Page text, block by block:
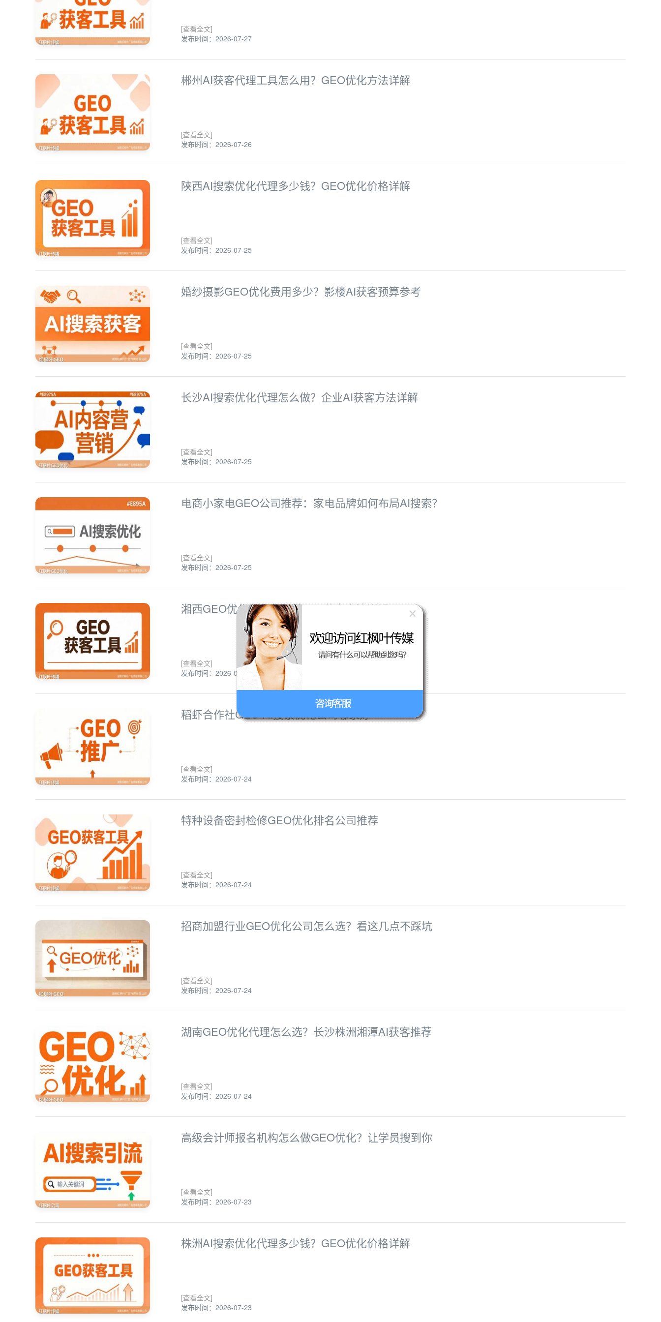
[查看全文]
发布时间：2026-07-27
郴州AI获客代理工具怎么用？GEO优化方法详解
[查看全文]
发布时间：2026-07-26
陕西AI搜索优化代理多少钱？GEO优化价格详解
[查看全文]
发布时间：2026-07-25
婚纱摄影GEO优化费用多少？影楼AI获客预算参考
[查看全文]
发布时间：2026-07-25
长沙AI搜索优化代理怎么做？企业AI获客方法详解
[查看全文]
发布时间：2026-07-25
电商小家电GEO公司推荐：家电品牌如何布局AI搜索？
[查看全文]
发布时间：2026-07-25
湘西GEO优化代理怎么做？AI获客方法详解
[查看全文]
发布时间：2026-07-25
稻虾合作社GEO-AI搜索优化公司哪家好
[查看全文]
发布时间：2026-07-24
特种设备密封检修GEO优化排名公司推荐
[查看全文]
发布时间：2026-07-24
招商加盟行业GEO优化公司怎么选？看这几点不踩坑
[查看全文]
发布时间：2026-07-24
湖南GEO优化代理怎么选？长沙株洲湘潭AI获客推荐
[查看全文]
发布时间：2026-07-24
高级会计师报名机构怎么做GEO优化？让学员搜到你
[查看全文]
发布时间：2026-07-23
株洲AI搜索优化代理多少钱？GEO优化价格详解
[查看全文]
发布时间：2026-07-23